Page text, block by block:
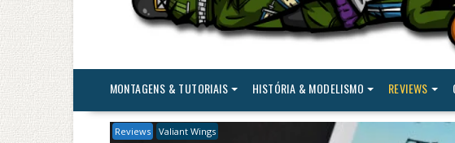
MONTAGENS & TUTORIAIS HISTÓRIA & MODELISMO REVIEWS
Reviews Valiant Wings